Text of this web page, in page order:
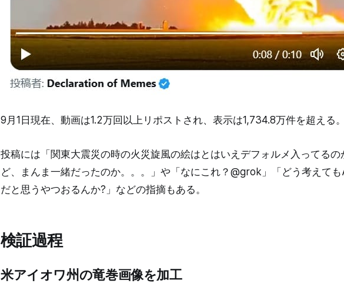
9月1日現在、動画は1.2万回以上リポストされ、表示は1,734.8万件を超える
投稿には「関東大震災の時の火災旋風の絵はとはいえデフォルメ入ってる
ど、まんま一緒だったのか。。。」や「なにこれ？@grok」「どう考えて
だと思うやつおるんか?」などの指摘もある。
検証過程
米アイオワ州の竜巻画像を加工